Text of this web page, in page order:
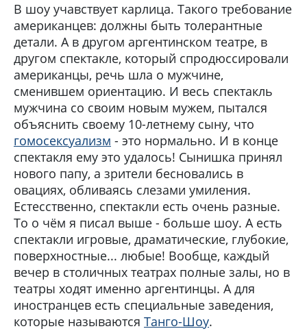
В шоу учавствует карлица. Такого требование
американцев: должны быть толерантные
детали. А в другом аргентинском театре, в
другом спектакле, который спродюссировали
американцы, речь шла о мужчине,
сменившем ориентацию. И весь спектакль
мужчина со своим новым мужем, пытался
объяснить своему 10-летнему сыну, что
гомосексуализм - это нормально. И в конце
спектакля ему это удалось! Сынишка принял
нового папу, а зрители бесновались в
овациях, обливаясь слезами умиления.
Естесственно, спектакли есть очень разные.
То о чём я писал выше - больше шоу. А есть
спектакли игровые, драматические, глубокие,
поверхностные... любые! Вообще, каждый
вечер в столичных театрах полные залы, но в
театры ходят именно аргентинцы. А для
иностранцев есть специальные заведения,
которые называются Танго-Шоу.